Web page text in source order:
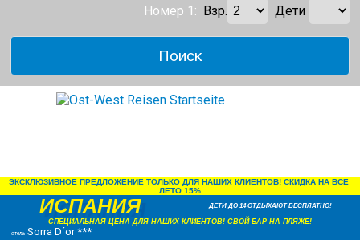
Номер 1: Взр. Дети
ЭКСКЛЮЗИВНОЕ ПРЕДЛОЖЕНИЕ ТОЛЬКО ДЛЯ НАШИХ КЛИЕНТОВ! СКИДКА НА ВСЕ
ЛЕТО 15%
ИСПАНИЯ ДЕТИ ДО 14 ОТДЫХАЮТ БЕСПЛАТНО!
СПЕЦИАЛЬНАЯ ЦЕНА ДЛЯ НАШИХ КЛИЕНТОВ! СВОЙ БАР НА ПЛЯЖЕ!
отель Sorra D´or ***